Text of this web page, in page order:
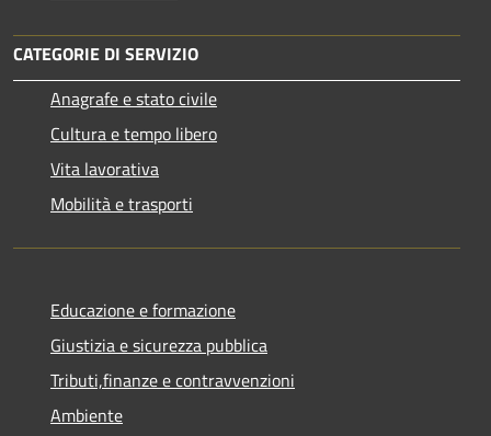
CATEGORIE DI SERVIZIO
Anagrafe e stato civile
Cultura e tempo libero
Vita lavorativa
Mobilità e trasporti
Educazione e formazione
Giustizia e sicurezza pubblica
Tributi,finanze e contravvenzioni
Ambiente